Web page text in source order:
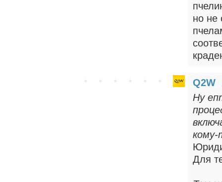
но не
Q2W
Ну
Для